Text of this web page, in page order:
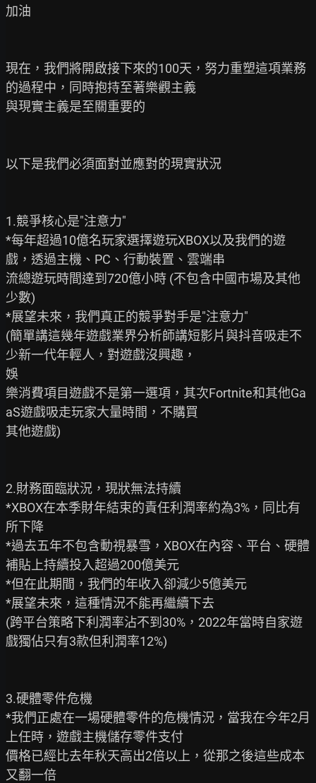
加油
現在，我們將開啟接下來的100天，努力重塑這項業務
的過程中，同時抱持至著樂觀主義
與現實主義是至關重要的
以下是我們必須面對並應對的現實狀況
1.競爭核心是"注意力"
*每年超過10億名玩家選擇遊玩XBOX以及我們的遊
戲，透過主機、PC、行動裝置、雲端串
流總遊玩時間達到720億小時 (不包含中國市場及其他
少數)
*展望未來，我們真正的競爭對手是"注意力"
(簡單講這幾年遊戲業界分析師講短影片與抖音吸走不
少新一代年輕人，對遊戲沒興趣，
娛
樂消費項目遊戲不是第一選項，其次Fortnite和其他Ga
aS遊戲吸走玩家大量時間，不購買
其他遊戲)
2.財務面臨狀況，現狀無法持續
*XBOX在本季財年結束的責任利潤率約為3%，同比有
所下降
*過去五年不包含動視暴雪，XBOX在內容、平台、硬體
補貼上持續投入超過200億美元
*但在此期間，我們的年收入卻減少5億美元
*展望未來，這種情況不能再繼續下去
(跨平台策略下利潤率沾不到30%，2022年當時自家遊
戲獨佔只有3款但利潤率12%)
3.硬體零件危機
*我們正處在一場硬體零件的危機情況，當我在今年2月
上任時，遊戲主機儲存零件支付
價格已經比去年秋天高出2倍以上，從那之後這些成本
又翻一倍